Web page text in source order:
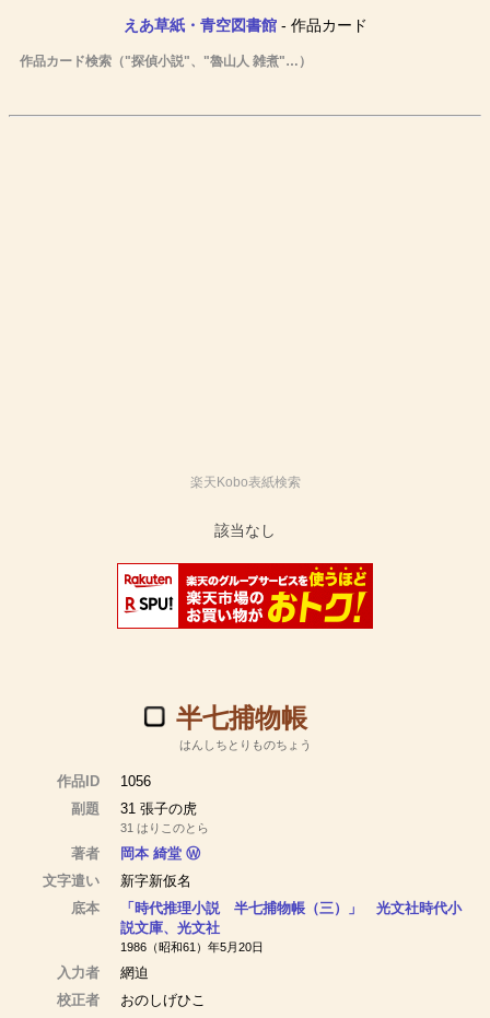
えあ草紙・青空図書館- 作品カード
作品カード検索（"探偵小説"、"魯山人 雑煮"…）
楽天Kobo表紙検索
半七捕物帳
はんしちとりものちょう
作品ID
1056
副題
31 張子の虎
31 はりこのとら
著者 岡本 綺堂 Ⓦ
文字遣い
新字新仮名
底本
「時代推理小説 半七捕物帳（三）」 光文社時代小
説文庫、光文社
1986（昭和61）年5月20日
入力者
網迫
校正者
おのしげひこ